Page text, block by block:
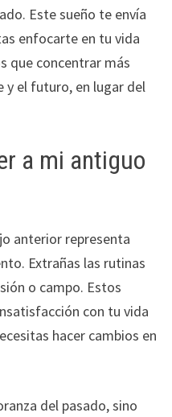
Este sueño te envía
enfocarte en tu vida
que concentrar más
y el futuro, en lugar del
a mi antiguo
anterior representa
Extrañas las rutinas
o campo. Estos
con tu vida
hacer cambios en
del pasado, sino